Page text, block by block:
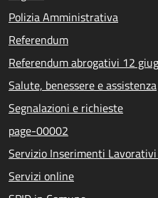
Polizia Amministrativa
Referendum
Referendum abrogativi 12
Salute, benessere e assistenza
Segnalazioni e richieste
page-00002
Servizio Inserimenti Lavorativi
Servizi online